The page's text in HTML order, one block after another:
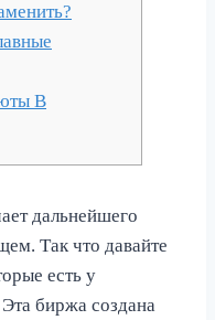
В
дальнейшего
Так что давайте
есть у
Эта биржа создана